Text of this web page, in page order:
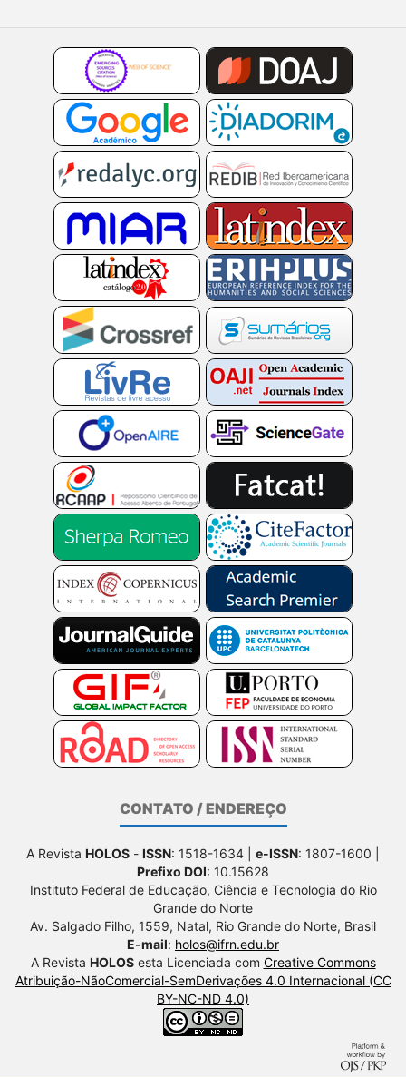
CONTATO / ENDEREÇO
A Revista HOLOS - ISSN: 1518-1634 | e-ISSN: 1807-1600 |
Prefixo DOI: 10.15628
Instituto Federal de Educação, Ciência e Tecnologia do Rio
Grande do Norte
Av. Salgado Filho, 1559, Natal, Rio Grande do Norte, Brasil
E-mail: holos@ifrn.edu.br
A Revista HOLOSesta Licenciada com Creative Commons
Atribuição-NãoComercial-SemDerivações 4.0 Internacional (CC
BY-NC-ND 4.0)